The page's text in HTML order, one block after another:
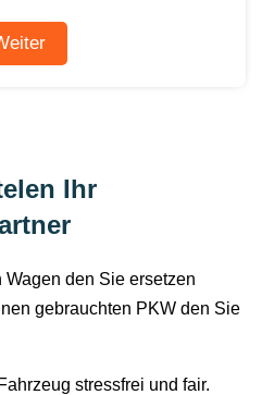
Ihr
den Sie ersetzen
gebrauchten PKW den Sie
stressfrei und fair.